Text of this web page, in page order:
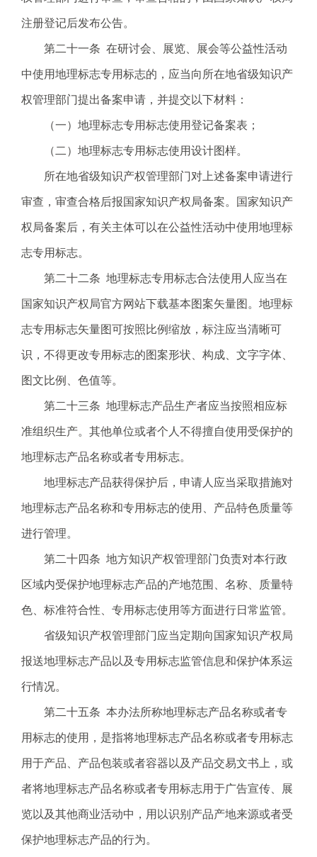
注册登记后发布公告。
第二十一条 在研讨会、展览、展会等公益性活动
中使用地理标志专用标志的，应当向所在地省级知识产
权管理部门提出备案申请，并提交以下材料：
（一）地理标志专用标志使用登记备案表；
（二）地理标志专用标志使用设计图样。
所在地省级知识产权管理部门对上述备案申请进行
审查，审查合格后报国家知识产权局备案。国家知识产
权局备案后，有关主体可以在公益性活动中使用地理标
志专用标志。
第二十二条 地理标志专用标志合法使用人应当在
国家知识产权局官方网站下载基本图案矢量图。地理标
志专用标志矢量图可按照比例缩放，标注应当清晰可
识，不得更改专用标志的图案形状、构成、文字字体、
图文比例、色值等。
第二十三条 地理标志产品生产者应当按照相应标
准组织生产。其他单位或者个人不得擅自使用受保护的
地理标志产品名称或者专用标志。
地理标志产品获得保护后，申请人应当采取措施对
地理标志产品名称和专用标志的使用、产品特色质量等
进行管理。
第二十四条 地方知识产权管理部门负责对本行政
区域内受保护地理标志产品的产地范围、名称、质量特
色、标准符合性、专用标志使用等方面进行日常监管。
省级知识产权管理部门应当定期向国家知识产权局
报送地理标志产品以及专用标志监管信息和保护体系运
行情况。
第二十五条 本办法所称地理标志产品名称或者专
用标志的使用，是指将地理标志产品名称或者专用标志
用于产品、产品包装或者容器以及产品交易文书上，或
者将地理标志产品名称或者专用标志用于广告宣传、展
览以及其他商业活动中，用以识别产品产地来源或者受
保护地理标志产品的行为。